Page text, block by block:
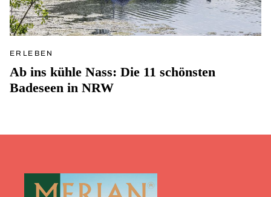
ERLEBEN
Ab ins kühle Nass: Die 11 schönsten
Badeseen in NRW